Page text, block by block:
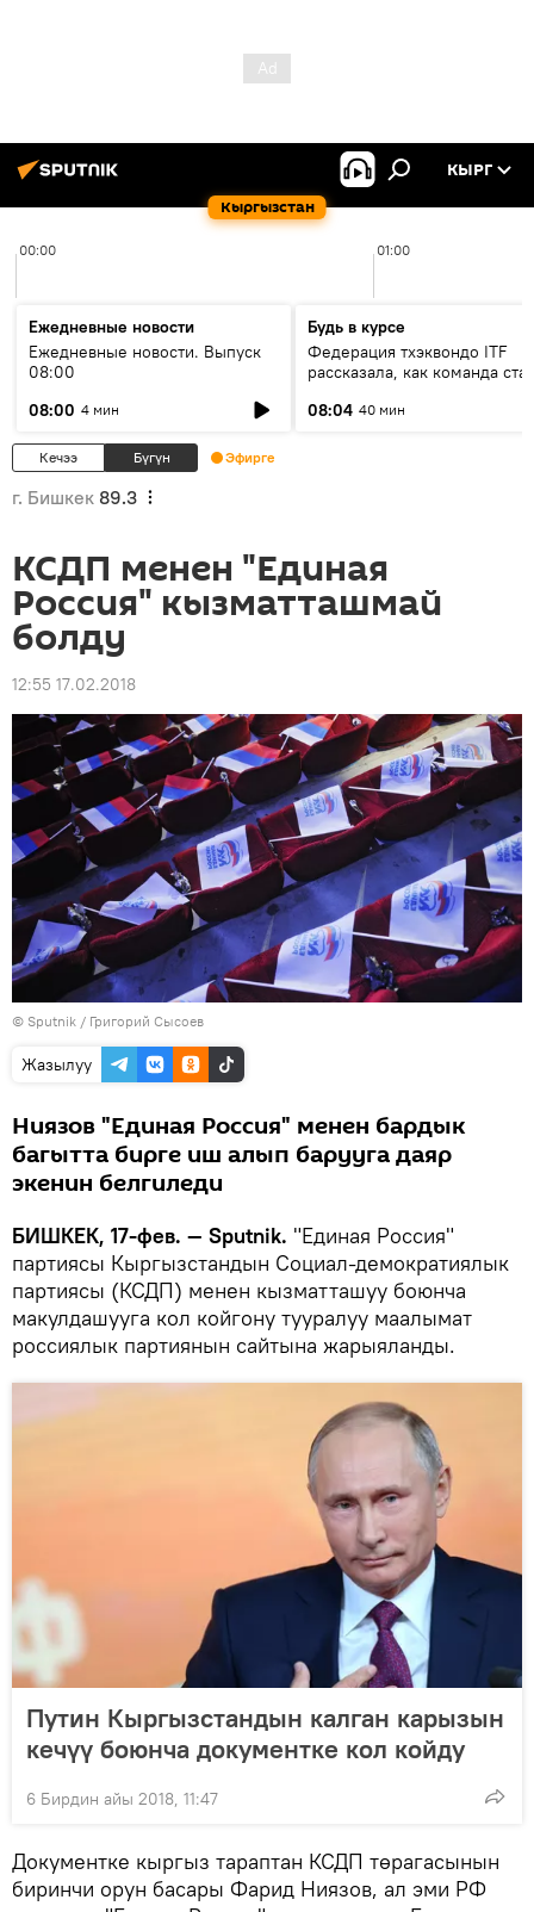
Кыргызстан
КЫРГ
00:00 01:00
Ежедневные новости
Ежедневные новости. Выпуск
08:00
08:00 4 мин
Будь в курсе
Федерация тхэквондо ITF
рассказала, как команда
08:04 40 мин
Кечээ Бүгүн Эфирге
г. Бишкек 89.3
КСДП менен "Единая
Россия" кызматташмай
болду
12:55 17.02.2018
© Sputnik / Григорий Сысоев
Жазылуу
Ниязов "Единая Россия" менен бардык
багытта бирге иш алып барууга даяр
экенин белгиледи
БИШКЕК, 17-фев. — Sputnik. "Единая Россия"
партиясы Кыргызстандын Социал-демократиялык
партиясы (КСДП) менен кызматташуу боюнча
макулдашууга кол койгону тууралуу маалымат
россиялык партиянын сайтына жарыяланды.
Путин Кыргызстандын калган карызын
кечүү боюнча документке кол койду
6 Бирдин айы 2018, 11:47
Документке кыргыз тараптан КСДП төрагасынын
биринчи орун басары Фарид Ниязов, ал эми РФ